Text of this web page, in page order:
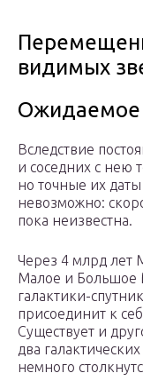
видимых
Ожидаемое
Вследствие
и соседних с нею
но точные их даты
невозможно:
пока неизвестна.
Через 4 млрд лет
Малое и Большое
галактики-
присоединит к
Существует и
два
немного